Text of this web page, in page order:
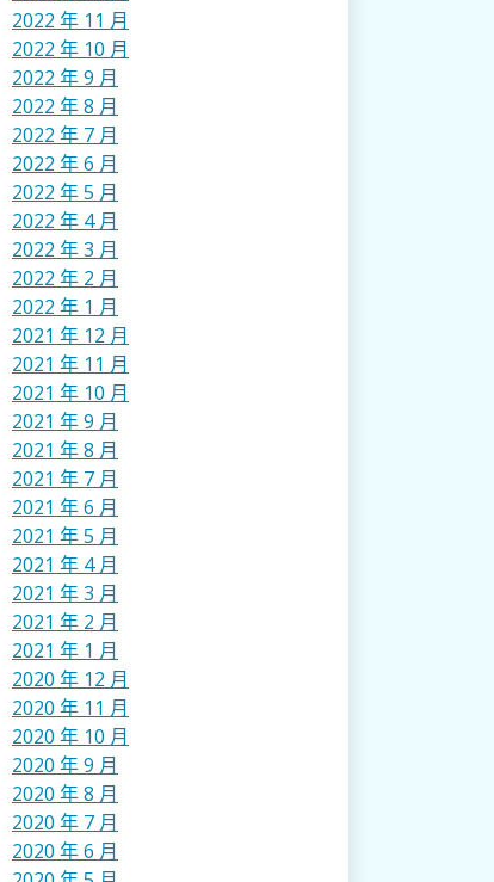
2022 年 11 月
2022 年 10 月
2022 年 9 月
2022 年 8 月
2022 年 7 月
2022 年 6 月
2022 年 5 月
2022 年 4 月
2022 年 3 月
2022 年 2 月
2022 年 1 月
2021 年 12 月
2021 年 11 月
2021 年 10 月
2021 年 9 月
2021 年 8 月
2021 年 7 月
2021 年 6 月
2021 年 5 月
2021 年 4 月
2021 年 3 月
2021 年 2 月
2021 年 1 月
2020 年 12 月
2020 年 11 月
2020 年 10 月
2020 年 9 月
2020 年 8 月
2020 年 7 月
2020 年 6 月